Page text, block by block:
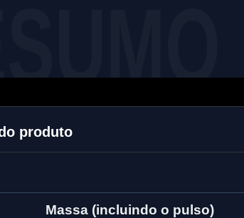
produto
Massa (incluindo o pulso)